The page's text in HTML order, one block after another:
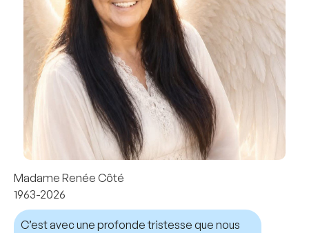
Madame Renée Côté
1963-2026
C’est avec une profonde tristesse que nous